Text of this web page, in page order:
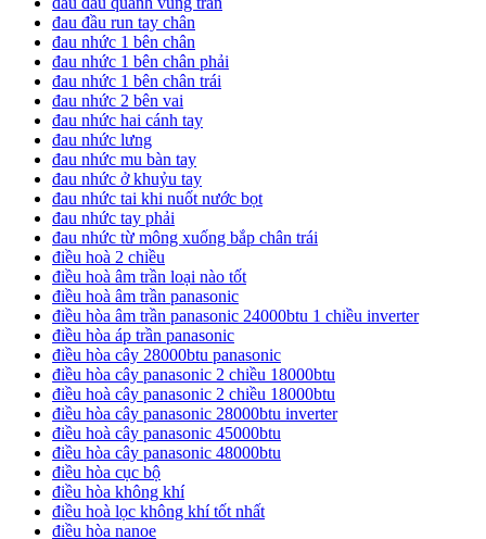
đau đầu run tay chân
đau nhức 1 bên chân
đau nhức 1 bên chân phải
đau nhức 1 bên chân trái
đau nhức 2 bên vai
đau nhức hai cánh tay
đau nhức lưng
đau nhức mu bàn tay
đau nhức ở khuỷu tay
đau nhức tai khi nuốt nước bọt
đau nhức tay phải
đau nhức từ mông xuống bắp chân trái
điều hoà 2 chiều
điều hoà âm trần loại nào tốt
điều hoà âm trần panasonic
điều hòa âm trần panasonic 24000btu 1 chiều inverter
điều hòa áp trần panasonic
điều hòa cây 28000btu panasonic
điều hòa cây panasonic 2 chiều 18000btu
điều hoà cây panasonic 2 chiều 18000btu
điều hòa cây panasonic 28000btu inverter
điều hoà cây panasonic 45000btu
điều hòa cây panasonic 48000btu
điều hòa cục bộ
điều hòa không khí
điều hoà lọc không khí tốt nhất
điều hòa nanoe